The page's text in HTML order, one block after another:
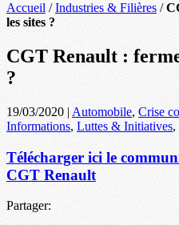
Accueil /Industries & Filières /
les sites ?
CGT Renault :
?
19/03/2020 | Automobile, Crise
Informations, Luttes & Initiatives,
Télécharger ici le
CGT Renault
Partager: